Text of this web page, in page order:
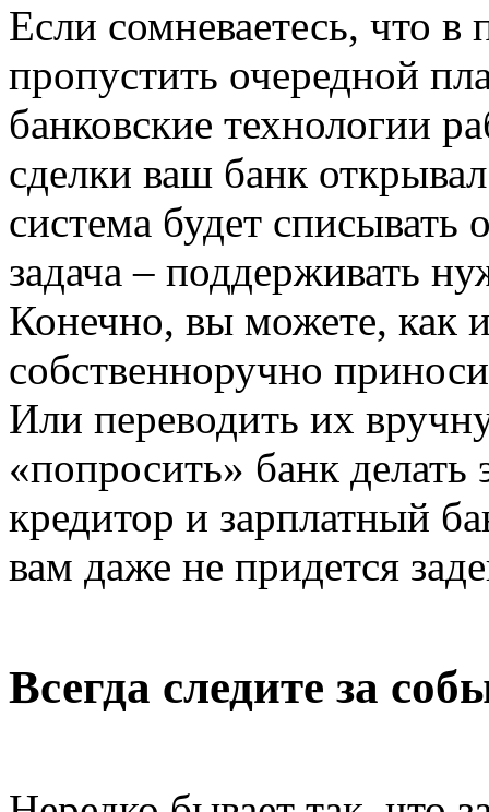
Если сомневаетесь, что
пропустить очередной
банковские технологии
сделки ваш банк
система будет
задача – поддерживать
Конечно, вы можете, как
собственноручно
Или переводить их
«попросить» банк
кредитор и зарплатный
вам даже не придется
Всегда следите за